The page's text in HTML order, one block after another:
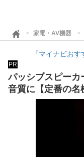
家電・AV機器
『マイナビお
PR
パッシブスピーカ
音質に【定番の名